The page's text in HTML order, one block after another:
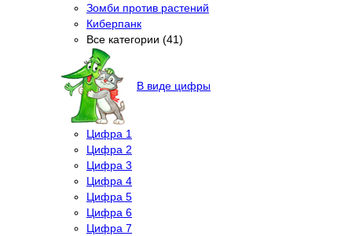
Зомби против растений
Киберпанк
Все категории (41)
В виде цифры
Цифра 1
Цифра 2
Цифра 3
Цифра 4
Цифра 5
Цифра 6
Цифра 7